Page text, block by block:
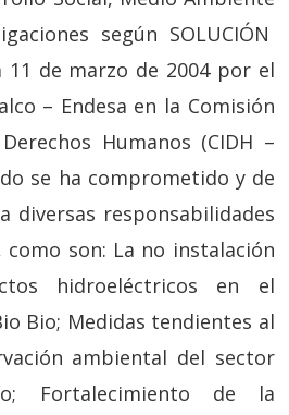
según SOLUCIÓN
11 de marzo de 2004 por el
– Endesa en la Comisión
Humanos (CIDH –
se ha comprometido y de
diversas responsabilidades
son: La no instalación
hidroeléctricos en el
Bio; Medidas tendientes al
ambiental del sector
Fortalecimiento de la